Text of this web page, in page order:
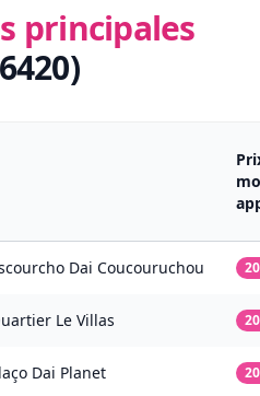
principales
Dai Coucouruchou
Le Villas
Dai Planet